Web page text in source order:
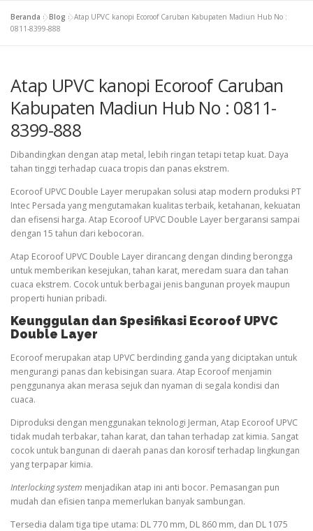
Beranda »Blog »Atap UPVC kanopi Ecoroof Caruban Kabupaten Madiun Hub No :
0811-8399-888
Atap UPVC kanopi Ecoroof Caruban
Kabupaten Madiun Hub No : 0811-
8399-888
Dibandingkan dengan atap metal, lebih ringan tetapi tetap kuat. Daya
tahan tinggi terhadap cuaca tropis dan panas ekstrem.
Ecoroof UPVC Double Layer merupakan solusi atap modern produksi PT
Intec Persada yang mengutamakan kualitas terbaik, ketahanan, kekuatan
dan efisensi harga. Atap Ecoroof UPVC Double Layer bergaransi sampai
dengan 15 tahun dari kebocoran.
Atap Ecoroof UPVC Double Layer dirancang dengan dinding berongga
untuk memberikan kesejukan, tahan karat, meredam suara dan tahan
cuaca ekstrem. Cocok untuk berbagai jenis bangunan proyek maupun
properti hunian pribadi.
Keunggulan dan Spesifikasi Ecoroof UPVC
Double Layer
Ecoroof merupakan atap UPVC berdinding ganda yang diciptakan untuk
mengurangi panas dan kebisingan suara. Atap Ecoroof menjamin
penggunanya akan merasa sejuk dan nyaman di segala kondisi dan
cuaca.
Diproduksi dengan menggunakan teknologi Jerman, Atap Ecoroof UPVC
tidak mudah terbakar, tahan karat, dan tahan terhadap zat kimia. Sangat
cocok untuk bangunan di daerah panas dan korosif terhadap lingkungan
yang terpapar kimia.
Interlocking system menjadikan atap ini anti bocor. Pemasangan pun
mudah dan efisien tanpa memerlukan banyak sambungan.
Tersedia dalam tiga tipe utama: DL 770 mm, DL 860 mm, dan DL 1075